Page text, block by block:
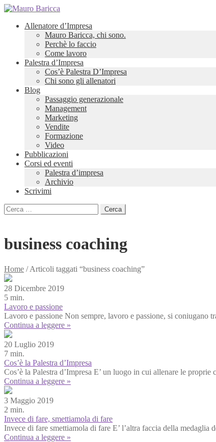
Allenatore d’Impresa
Mauro Baricca, chi sono.
Perchè lo faccio
Come lavoro
Palestra d’Impresa
Cos’è Palestra D’Impresa
Chi sono gli allenatori
Blog
Passaggio generazionale
Management
Marketing
Vendite
Formazione
Video
Pubblicazioni
Corsi ed eventi
Palestra d’impresa
Archivio
Scrivimi
Ricerca
per:
business coaching
Home /Articoli taggati “business coaching”
28 Dicembre 2019
5 min.
Lavoro e passione
Lavoro e passione Non sempre, lavoro e passione, si
Continua a leggere »
20 Luglio 2019
7 min.
Cos’è la Palestra d’Impresa
Cos’è la Palestra d’Impresa E’ un luogo in cui allenare le
Continua a leggere »
3 Maggio 2019
2 min.
Invece di fare, smettiamola di fare
Invece di fare smettiamola di fare E’ l’altra faccia della
Continua a leggere »